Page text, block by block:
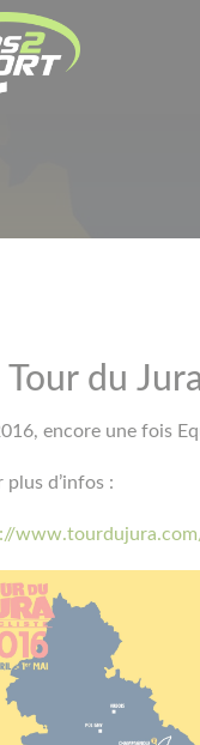
Tour du
encore une fois
plus d’infos :